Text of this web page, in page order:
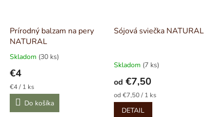
Prírodný balzam na pery
NATURAL
Priemerné
hodnotenie
produktu
je
5,0
5
Skladom (30 ks)
€4
Jednotková
cena:
€4 / 1 ks
Do košíka
Sójová sviečka NATURAL
Skladom (7 ks)
od €7,50
Jednotková
cena:
od €7,50 / 1 ks
DETAIL